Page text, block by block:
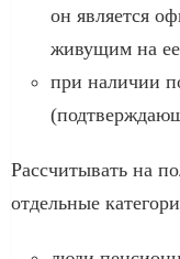
он является
живущим на ее
при наличии
Рассчитывать на
отдельные